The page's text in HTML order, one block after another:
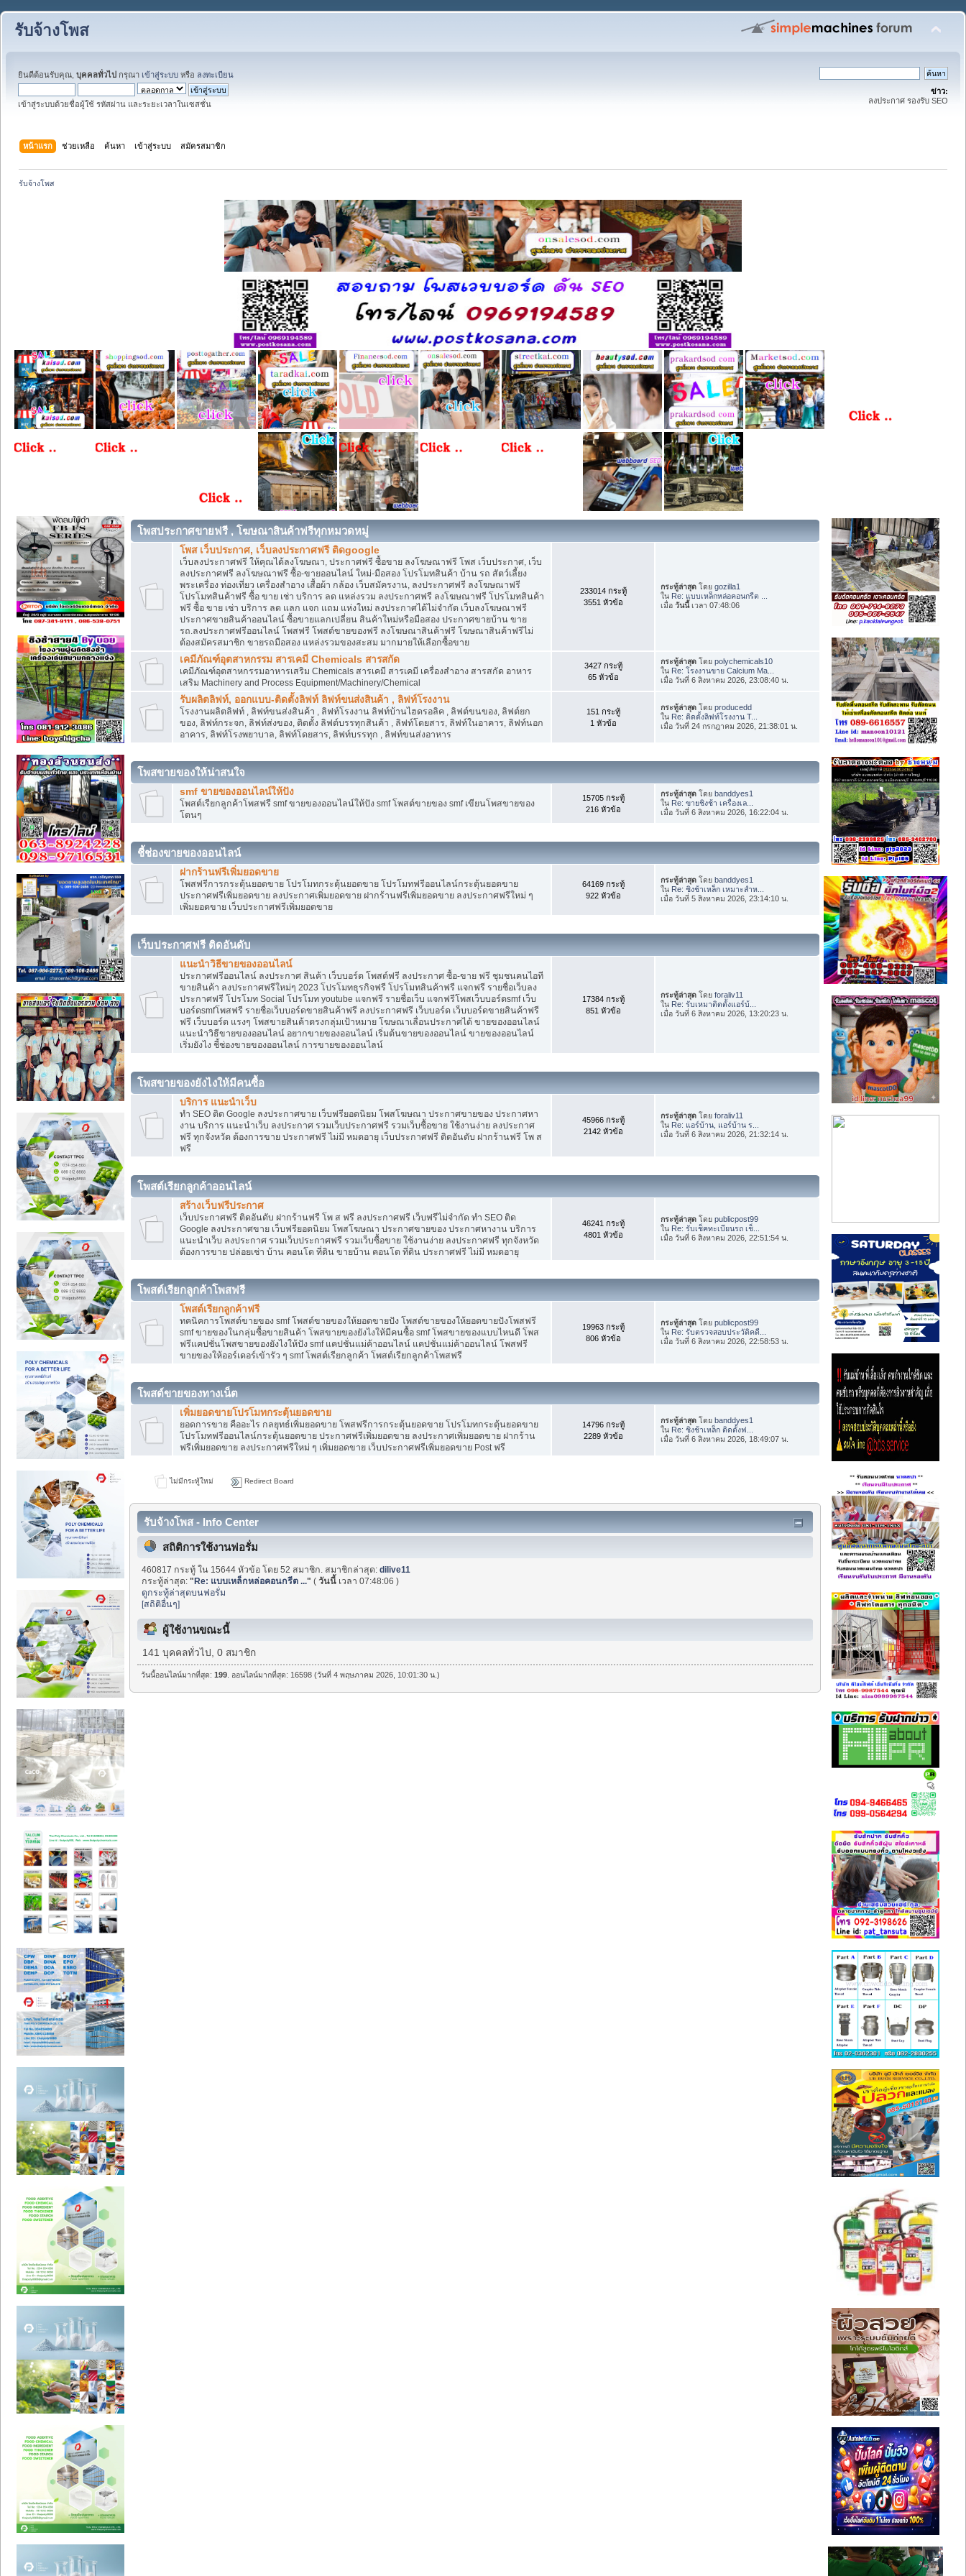
รับจ้างโพส
ยินดีต้อนรับคุณ, บุคคลทั่วไป กรุณา เข้าสู่ระบบ หรือ ลงทะเบียน
เข้าสู่ระบบด้วยชื่อผู้ใช้ รหัสผ่าน และระยะเวลาในเซสชั่น
ข่าว:
ลงประกาศ รองรับ SEO
หน้าแรก ช่วยเหลือ ค้นหา เข้าสู่ระบบ สมัครสมาชิก
รับจ้างโพส
โพสประกาศขายฟรี , โฆษณาสินค้าฟรีทุกหมวดหมู่
โพส เว็บประกาศ, เว็บลงประกาศฟรี ติดgoogle
เว็บลงประกาศฟรี ให้คุณได้ลงโฆษณา, ประกาศฟรี ซื้อขาย ลงโฆษณาฟรี โพส เว็บประกาศ, เว็บ
ลงประกาศฟรี ลงโฆษณาฟรี ซื้อ-ขายออนไลน์ ใหม่-มือสอง โปรโมทสินค้า บ้าน รถ สัตว์เลี้ยง
พระเครื่อง ท่องเที่ยว เครื่องสำอาง เสื้อผ้า กล้อง เว็บสมัครงาน, ลงประกาศฟรี ลงโฆษณาฟรี
โปรโมทสินค้าฟรี ซื้อ ขาย เช่า บริการ ลด แหล่งรวม ลงประกาศฟรี ลงโฆษณาฟรี โปรโมทสินค้า
ฟรี ซื้อ ขาย เช่า บริการ ลด แลก แจก แถม แห่งใหม่ ลงประกาศได้ไม่จำกัด เว็บลงโฆษณาฟรี
ประกาศขายสินค้าออนไลน์ ซื้อขายแลกเปลี่ยน สินค้าใหม่หรือมือสอง ประกาศขายบ้าน ขาย
รถ.ลงประกาศฟรีออนไลน์ โพสฟรี โพสต์ขายของฟรี ลงโฆษณาสินค้าฟรี โฆษณาสินค้าฟรีไม่
ต้องสมัครสมาชิก ขายรถมือสอง แหล่งรวมของสะสม มากมายให้เลือกซื้อขาย
233014 กระทู้
3551 หัวข้อ
กระทู้ล่าสุด โดยgozilla1
ใน Re: แบบเหล็กหล่อคอนกรีต ...
เมื่อวันนี้เวลา 07:48:06
เคมีภัณฑ์อุตสาหกรรม สารเคมี Chemicals สารสกัด
เคมีภัณฑ์อุตสาหกรรมอาหารเสริม Chemicals สารเคมี สารเคมี เครื่องสำอาง สารสกัด อาหาร
เสริม Machinery and Process Equipment/Machinery/Chemical
3427 กระทู้
65 หัวข้อ
กระทู้ล่าสุด โดยpolychemicals10
ใน Re: โรงงานขาย Calcium Ma...
เมื่อ วันที่ 6 สิงหาคม 2026, 23:08:40 น.
รับผลิตลิฟท์, ออกแบบ-ติดตั้งลิฟท์ ลิฟท์ขนส่งสินค้า , ลิฟท์โรงงาน
โรงงานผลิตลิฟท์ , ลิฟท์ขนส่งสินค้า , ลิฟท์โรงงาน ลิฟท์บ้านไฮดรอลิค , ลิฟต์ขนของ, ลิฟต์ยก
ของ, ลิฟท์กระจก, ลิฟท์ส่งของ, ติดตั้ง ลิฟต์บรรทุกสินค้า , ลิฟท์โดยสาร, ลิฟท์ในอาคาร, ลิฟท์นอก
อาคาร, ลิฟท์โรงพยาบาล, ลิฟท์โดยสาร, ลิฟท์บรรทุก , ลิฟท์ขนส่งอาหาร
151 กระทู้
1 หัวข้อ
กระทู้ล่าสุด โดยproducedd
ใน Re: ติดตั้งลิฟท์โรงงาน T...
เมื่อ วันที่ 24 กรกฎาคม 2026, 21:38:01 น.
โพสขายของให้น่าสนใจ
smf ขายของออนไลน์ให้ปัง
โพสต์เรียกลูกค้าโพสฟรี smf ขายของออนไลน์ให้ปัง smf โพสต์ขายของ smf เขียนโพสขายของ
โดนๆ
15705 กระทู้
216 หัวข้อ
กระทู้ล่าสุด โดยbanddyes1
ใน Re: ขายชิงช้า เครื่องเล...
เมื่อ วันที่ 6 สิงหาคม 2026, 16:22:04 น.
ชี้ช่องขายของออนไลน์
ฝากร้านฟรีเพิ่มยอดขาย
โพสฟรีการกระตุ้นยอดขาย โปรโมทกระตุ้นยอดขาย โปรโมทฟรีออนไลน์กระตุ้นยอดขาย
ประกาศฟรีเพิ่มยอดขาย ลงประกาศเพิ่มยอดขาย ฝากร้านฟรีเพิ่มยอดขาย ลงประกาศฟรีใหม่ ๆ
เพิ่มยอดขาย เว็บประกาศฟรีเพิ่มยอดขาย
64169 กระทู้
922 หัวข้อ
กระทู้ล่าสุด โดยbanddyes1
ใน Re: ชิงช้าเหล็ก เหมาะสำห...
เมื่อ วันที่ 5 สิงหาคม 2026, 23:14:10 น.
เว็บประกาศฟรี ติดอันดับ
แนะนำวิธีขายของออนไลน์
ประกาศฟรีออนไลน์ ลงประกาศ สินค้า เว็บบอร์ด โพสต์ฟรี ลงประกาศ ซื้อ-ขาย ฟรี ชุมชนคนไอที
ขายสินค้า ลงประกาศฟรีใหม่ๆ 2023 โปรโมทธุรกิจฟรี โปรโมทสินค้าฟรี แจกฟรี รายชื่อเว็บลง
ประกาศฟรี โปรโมท Social โปรโมท youtube แจกฟรี รายชื่อเว็บ แจกฟรีโพสเว็บบอร์ดsmf เว็บ
บอร์ดsmfโพสฟรี รายชื่อเว็บบอร์ดขายสินค้าฟรี ลงประกาศฟรี เว็บบอร์ด เว็บบอร์ดขายสินค้าฟรี
ฟรี เว็บบอร์ด แรงๆ โพสขายสินค้าตรงกลุ่มเป้าหมาย โฆษณาเลื่อนประกาศได้ ขายของออนไลน์
แนะนำวิธีขายของออนไลน์ อยากขายของออนไลน์ เริ่มต้นขายของออนไลน์ ขายของออนไลน์
เริ่มยังไง ชี้ช่องขายของออนไลน์ การขายของออนไลน์
17384 กระทู้
851 หัวข้อ
กระทู้ล่าสุด โดยforaliv11
ใน Re: รับเหมาติดตั้งแอร์บ้...
เมื่อ วันที่ 6 สิงหาคม 2026, 13:20:23 น.
โพสขายของยังไงให้มีคนซื้อ
บริการ แนะนำเว็บ
ทำ SEO ติด Google ลงประกาศขาย เว็บฟรียอดนิยม โพสโฆษณา ประกาศขายของ ประกาศหา
งาน บริการ แนะนำเว็บ ลงประกาศ รวมเว็บประกาศฟรี รวมเว็บซื้อขาย ใช้งานง่าย ลงประกาศ
ฟรี ทุกจังหวัด ต้องการขาย ประกาศฟรี ไม่มี หมดอายุ เว็บประกาศฟรี ติดอันดับ ฝากร้านฟรี โพ ส
ฟรี
45966 กระทู้
2142 หัวข้อ
กระทู้ล่าสุด โดยforaliv11
ใน Re: แอร์บ้าน, แอร์บ้าน ร...
เมื่อ วันที่ 6 สิงหาคม 2026, 21:32:14 น.
โพสต์เรียกลูกค้าออนไลน์
สร้างเว็บฟรีประกาศ
เว็บประกาศฟรี ติดอันดับ ฝากร้านฟรี โพ ส ฟรี ลงประกาศฟรี เว็บฟรีไม่จำกัด ทำ SEO ติด
Google ลงประกาศขาย เว็บฟรียอดนิยม โพสโฆษณา ประกาศขายของ ประกาศหางาน บริการ
แนะนำเว็บ ลงประกาศ รวมเว็บประกาศฟรี รวมเว็บซื้อขาย ใช้งานง่าย ลงประกาศฟรี ทุกจังหวัด
ต้องการขาย ปล่อยเช่า บ้าน คอนโด ที่ดิน ขายบ้าน คอนโด ที่ดิน ประกาศฟรี ไม่มี หมดอายุ
46241 กระทู้
4801 หัวข้อ
กระทู้ล่าสุด โดยpublicpost99
ใน Re: รับเช็คทะเบียนรถ เช็...
เมื่อ วันที่ 6 สิงหาคม 2026, 22:51:54 น.
โพสต์เรียกลูกค้าโพสฟรี
โพสต์เรียกลูกค้าฟรี
ทคนิคการโพสต์ขายของ smf โพสต์ขายของให้ยอดขายปัง โพสต์ขายของให้ยอดขายปังโพสฟรี
smf ขายของในกลุ่มซื้อขายสินค้า โพสขายของยังไงให้มีคนซื้อ smf โพสขายของแบบไหนดี โพส
ฟรีแคปชั่นโพสขายของยังไงให้ปัง smf แคปชั่นแม่ค้าออนไลน์ แคปชั่นแม่ค้าออนไลน์ โพสฟรี
ขายของให้ออร์เดอร์เข้ารัว ๆ smf โพสต์เรียกลูกค้า โพสต์เรียกลูกค้าโพสฟรี
19963 กระทู้
806 หัวข้อ
กระทู้ล่าสุด โดยpublicpost99
ใน Re: รับตรวจสอบประวัติคดี...
เมื่อ วันที่ 6 สิงหาคม 2026, 22:58:53 น.
โพสต์ขายของทางเน็ต
เพิ่มยอดขายโปรโมทกระตุ้นยอดขาย
ยอดการขาย คืออะไร กลยุทธ์เพิ่มยอดขาย โพสฟรีการกระตุ้นยอดขาย โปรโมทกระตุ้นยอดขาย
โปรโมทฟรีออนไลน์กระตุ้นยอดขาย ประกาศฟรีเพิ่มยอดขาย ลงประกาศเพิ่มยอดขาย ฝากร้าน
ฟรีเพิ่มยอดขาย ลงประกาศฟรีใหม่ ๆ เพิ่มยอดขาย เว็บประกาศฟรีเพิ่มยอดขาย Post ฟรี
14796 กระทู้
2289 หัวข้อ
กระทู้ล่าสุด โดยbanddyes1
ใน Re: ชิงช้าเหล็ก ติดตั้งฟ...
เมื่อ วันที่ 6 สิงหาคม 2026, 18:49:07 น.
ไม่มีกระทู้ใหม่ Redirect Board
รับจ้างโพส - Info Center
สถิติการใช้งานฟอรั่ม
460817 กระทู้ ใน 15644 หัวข้อ โดย 52 สมาชิก. สมาชิกล่าสุด:dilive11
กระทู้ล่าสุด:"Re: แบบเหล็กหล่อคอนกรีต ..." (วันนี้ เวลา 07:48:06 )
ดูกระทู้ล่าสุดบนฟอรั่ม
[สถิติอื่นๆ]
ผู้ใช้งานขณะนี้
141 บุคคลทั่วไป, 0 สมาชิก
วันนี้ออนไลน์มากที่สุด:199 . ออนไลน์มากที่สุด: 16598 (วันที่ 4 พฤษภาคม 2026, 10:01:30 น.)